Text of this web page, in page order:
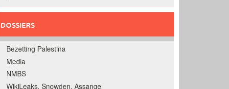
DOSSIERS
Bezetting Palestina
Media
NMBS
WikiLeaks, Snowden, Assange